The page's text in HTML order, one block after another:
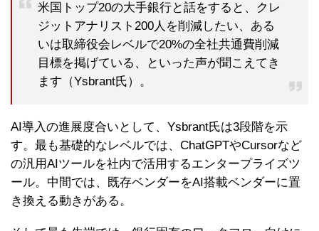
米国トップ20の大手銀行と話をすると、クレ
ジットアナリスト200人を削減したい、ある
いは取締役会レベルで20%の全社共通費削減
目標を掲げている、といった声が聞こえてき
ます（Ysbrant氏）。
AI導入の進展度合いとして、Ysbrant氏は3段階を示
す。最も基礎的なレベルでは、ChatGPTやCursorなど
の汎用AIツールを社内で活用するエンタープライズツ
ール。中間では、既存ベンダーをAI搭載ベンダーに置
き換える動きがある。